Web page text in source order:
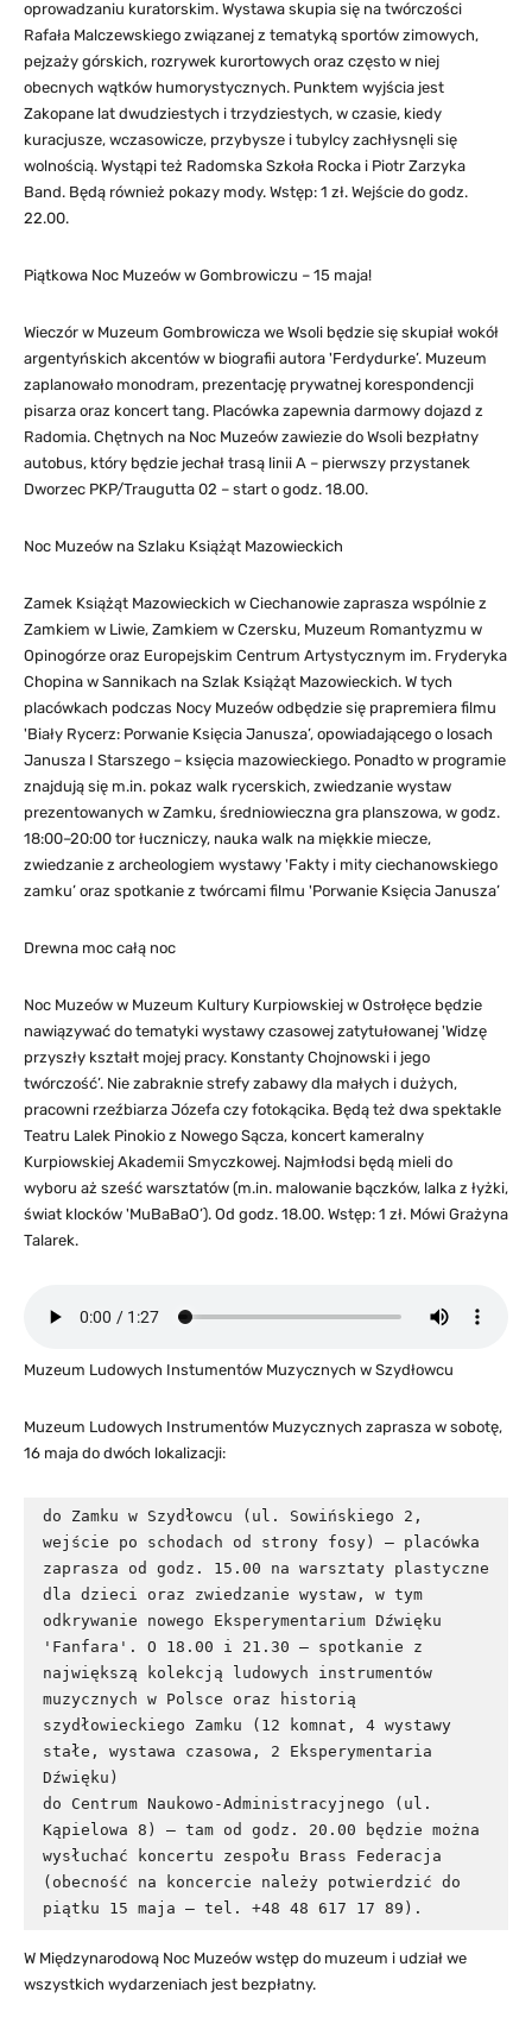
oprowadzaniu kuratorskim. Wystawa skupia się na twórczości
Rafała Malczewskiego związanej z tematyką sportów zimowych,
pejzaży górskich, rozrywek kurortowych oraz często w niej
obecnych wątków humorystycznych. Punktem wyjścia jest
Zakopane lat dwudziestych i trzydziestych, w czasie, kiedy
kuracjusze, wczasowicze, przybysze i tubylcy zachłysnęli się
wolnością. Wystąpi też Radomska Szkoła Rocka i Piotr Zarzyka
Band. Będą również pokazy mody. Wstęp: 1 zł. Wejście do godz.
22.00.
Piątkowa Noc Muzeów w Gombrowiczu – 15 maja!
Wieczór w Muzeum Gombrowicza we Wsoli będzie się skupiał wokół
argentyńskich akcentów w biografii autora 'Ferdydurke’. Muzeum
zaplanowało monodram, prezentację prywatnej korespondencji
pisarza oraz koncert tang. Placówka zapewnia darmowy dojazd z
Radomia. Chętnych na Noc Muzeów zawiezie do Wsoli bezpłatny
autobus, który będzie jechał trasą linii A – pierwszy przystanek
Dworzec PKP/Traugutta 02 – start o godz. 18.00.
Noc Muzeów na Szlaku Książąt Mazowieckich
Zamek Książąt Mazowieckich w Ciechanowie zaprasza wspólnie z
Zamkiem w Liwie, Zamkiem w Czersku, Muzeum Romantyzmu w
Opinogórze oraz Europejskim Centrum Artystycznym im. Fryderyka
Chopina w Sannikach na Szlak Książąt Mazowieckich. W tych
placówkach podczas Nocy Muzeów odbędzie się prapremiera filmu
'Biały Rycerz: Porwanie Księcia Janusza’, opowiadającego o losach
Janusza I Starszego – księcia mazowieckiego. Ponadto w programie
znajdują się m.in. pokaz walk rycerskich, zwiedzanie wystaw
prezentowanych w Zamku, średniowieczna gra planszowa, w godz.
18:00–20:00 tor łuczniczy, nauka walk na miękkie miecze,
zwiedzanie z archeologiem wystawy 'Fakty i mity ciechanowskiego
zamku’ oraz spotkanie z twórcami filmu 'Porwanie Księcia Janusza’
Drewna moc całą noc
Noc Muzeów w Muzeum Kultury Kurpiowskiej w Ostrołęce będzie
nawiązywać do tematyki wystawy czasowej zatytułowanej 'Widzę
przyszły kształt mojej pracy. Konstanty Chojnowski i jego
twórczość’. Nie zabraknie strefy zabawy dla małych i dużych,
pracowni rzeźbiarza Józefa czy fotokącika. Będą też dwa spektakle
Teatru Lalek Pinokio z Nowego Sącza, koncert kameralny
Kurpiowskiej Akademii Smyczkowej. Najmłodsi będą mieli do
wyboru aż sześć warsztatów (m.in. malowanie bączków, lalka z łyżki,
świat klocków 'MuBaBaO’). Od godz. 18.00. Wstęp: 1 zł. Mówi Grażyna
Talarek.
Muzeum Ludowych Instumentów Muzycznych w Szydłowcu
Muzeum Ludowych Instrumentów Muzycznych zaprasza w sobotę,
16 maja do dwóch lokalizacji:
do Zamku w Szydłowcu (ul. Sowińskiego 2,
wejście po schodach od strony fosy) – placówka
zaprasza od godz. 15.00 na warsztaty plastyczne
dla dzieci oraz zwiedzanie wystaw, w tym
odkrywanie nowego Eksperymentarium Dźwięku
'Fanfara'. O 18.00 i 21.30 – spotkanie z
największą kolekcją ludowych instrumentów
muzycznych w Polsce oraz historią
szydłowieckiego Zamku (12 komnat, 4 wystawy
stałe, wystawa czasowa, 2 Eksperymentaria
Dźwięku)
do Centrum Naukowo-Administracyjnego (ul.
Kąpielowa 8) – tam od godz. 20.00 będzie można
wysłuchać koncertu zespołu Brass Federacja
(obecność na koncercie należy potwierdzić do
piątku 15 maja – tel. +48 48 617 17 89).
W Międzynarodową Noc Muzeów wstęp do muzeum i udział we
wszystkich wydarzeniach jest bezpłatny.